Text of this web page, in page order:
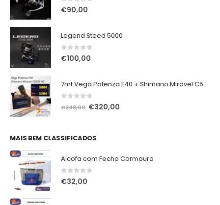
0out of 5
€90,00
Legend Steed 5000
0out of 5
€100,00
7mt Vega Potenza F40 + Shimano Miravel C5000 XG
€348,00 O
era:
€320,00
MAIS BEM CLASSIFICADOS
Alcofa com Fecho Cormoura
0out of 5
€32,00